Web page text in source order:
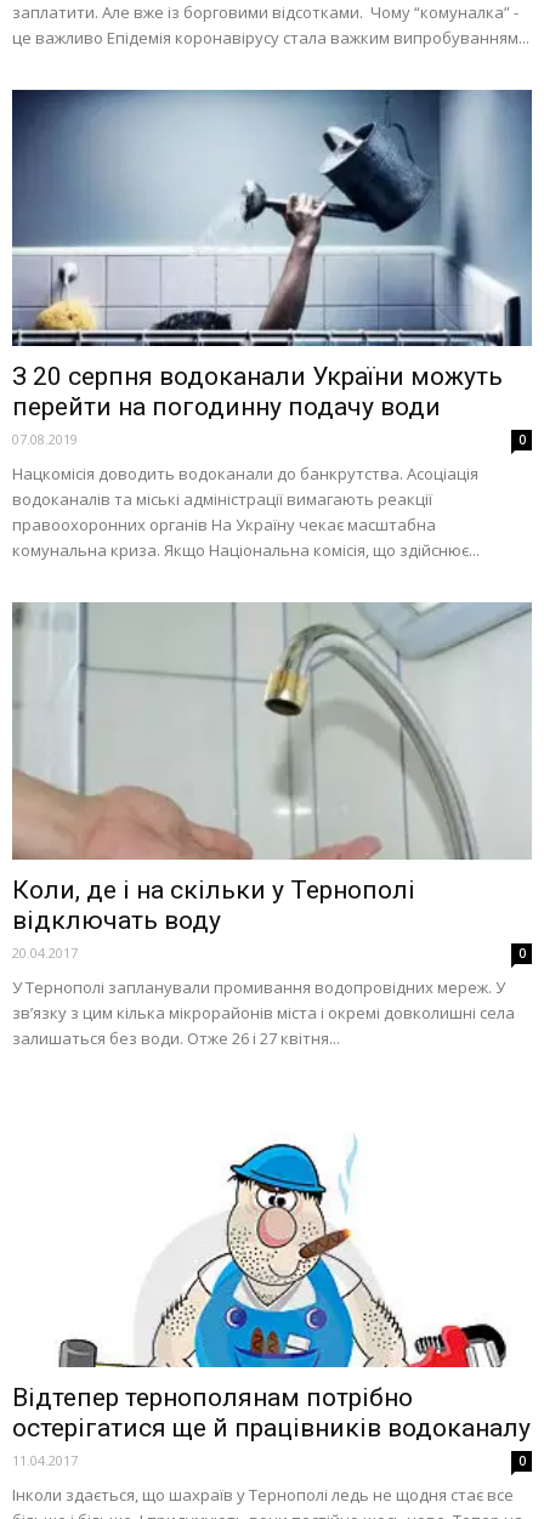
заплатити. Але вже із борговими відсотками. Чому “комуналка” -
це важливо Епідемія коронавірусу стала важким випробуванням...
З 20 серпня водоканали України можуть
перейти на погодинну подачу води
07.08.2019 0
Нацкомісія доводить водоканали до банкрутства. Асоціація
водоканалів та міські адміністрації вимагають реакції
правоохоронних органів На Україну чекає масштабна
комунальна криза. Якщо Національна комісія, що здійснює...
Коли, де і на скільки у Тернополі
відключать воду
20.04.2017 0
У Тернополі запланували промивання водопровідних мереж. У
зв’язку з цим кілька мікрорайонів міста і окремі довколишні села
залишаться без води. Отже 26 і 27 квітня...
Відтепер тернополянам потрібно
остерігатися ще й працівників водоканалу
11.04.2017 0
Інколи здається, що шахраїв у Тернополі ледь не щодня стає все